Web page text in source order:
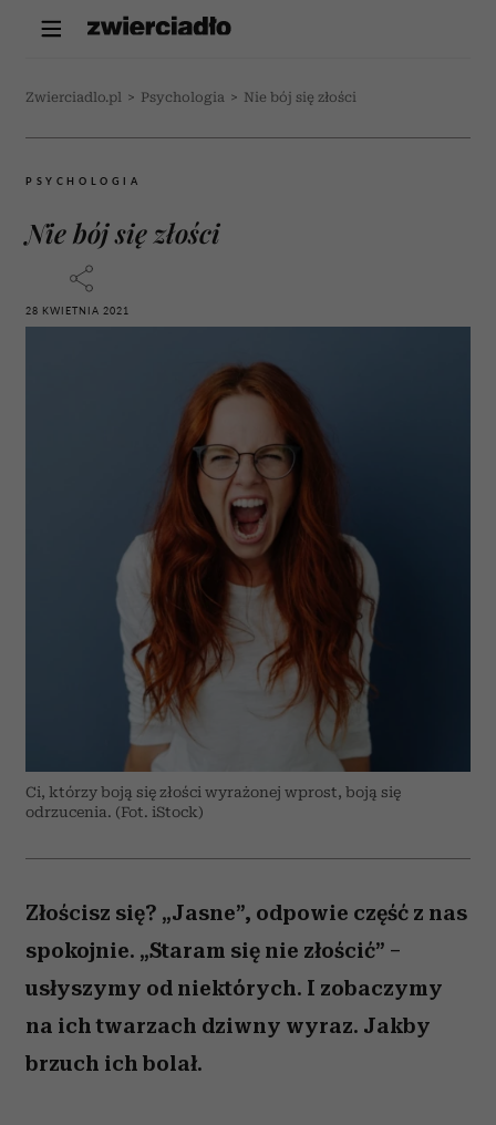
Zwierciadlo.pl > Psychologia > Nie bój się złości
PSYCHOLOGIA
Nie bój się złości
28 KWIETNIA 2021
Ci, którzy boją się złości wyrażonej wprost, boją się
odrzucenia. (Fot. iStock)
Złościsz się? „Jasne”, odpowie część z nas
spokojnie. „Staram się nie złościć” –
usłyszymy od niektórych. I zobaczymy
na ich twarzach dziwny wyraz. Jakby
brzuch ich bolał.